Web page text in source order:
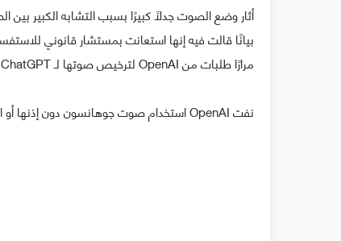
أثار وضع الصوت جدلًا كبيرًا بسبب التشابه الكبير
بيانًا قالت فيه إنها استعانت بمستشار قانوني
مرارًا طلبات من OpenAI لترخيص صوتها لـ ChatGPT.
نفت OpenAI استخدام صوت جوهانسون دون إذنها أو استخدام صوت مشابه، وأزالت الشركة لاحقًا الصوت المعني.